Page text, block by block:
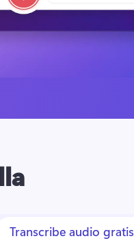
Transcribe audio gratis